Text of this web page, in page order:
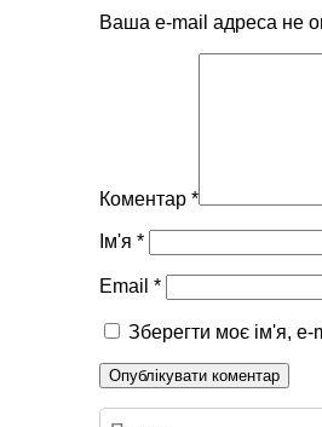
Ваша e-mail адреса не
Коментар *
Ім'я *
Email *
Зберегти моє ім'я, e-
Пошук